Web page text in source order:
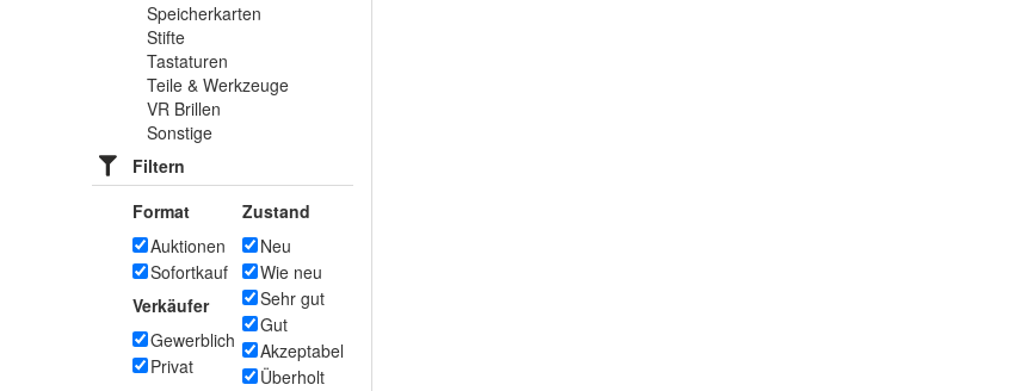
Speicherkarten
Stifte
Tastaturen
Teile & Werkzeuge
VR Brillen
Sonstige
Filtern
Format
Auktionen
Sofortkauf
Verkäufer
Gewerblich
Privat
Zustand
Neu
Wie neu
Sehr gut
Gut
Akzeptabel
Überholt